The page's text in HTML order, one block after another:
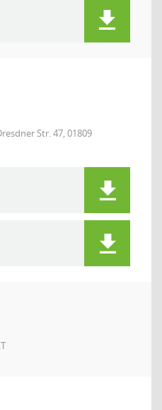
Str. 47, 01809